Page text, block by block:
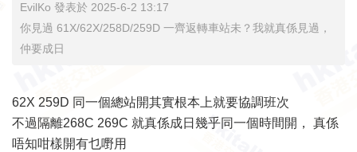
EvilKo 發表於 2025-6-2 13:17
你見過 61X/62X/258D/259D 一齊返轉車站未？我就真係見過，
仲要成日
62X 259D 同一個總站開其實根本上就要協調班次
不過隔離268C 269C 就真係成日幾乎同一個時間開， 真係
唔知咁樣開有乜嘢用